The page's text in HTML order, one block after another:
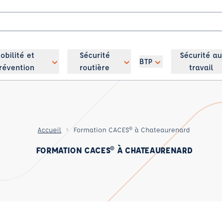
et
Sécurité
routière
BTP
Sécurité au
travail
Accueil Formation CACES® à Chateaurenard
FORMATION CACES® À CHATEAURENARD